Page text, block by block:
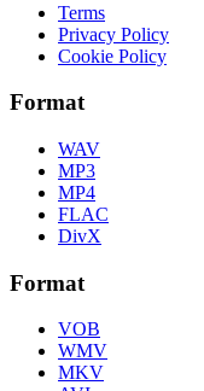
Terms
Privacy Policy
Cookie Policy
Format
WAV
MP3
MP4
FLAC
DivX
Format
VOB
WMV
MKV